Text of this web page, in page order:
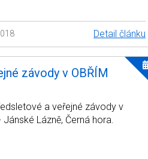
Detail článku
závody v OBŘÍM
a veřejné závody v
Lázně, Černá hora.